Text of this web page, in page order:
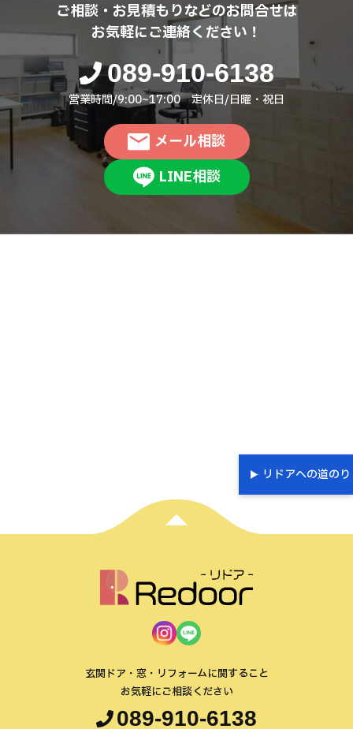
ご相談・お見積もりなどのお問合せは
お気軽にご連絡ください！
089-910-6138
営業時間/9:00~17:00 定休日/日曜・祝日
メール相談
LINE相談
リドアへの道のり
玄関ドア・窓・リフォームに関すること
お気軽にご相談ください
089-910-6138